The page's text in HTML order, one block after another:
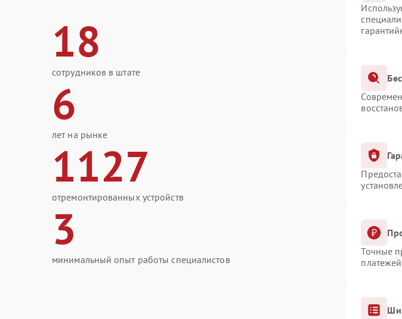
18
сотрудников в штате
6
лет на рынке
1127
отремонтированных устройств
3
минимальный опыт работы специалистов
Точные